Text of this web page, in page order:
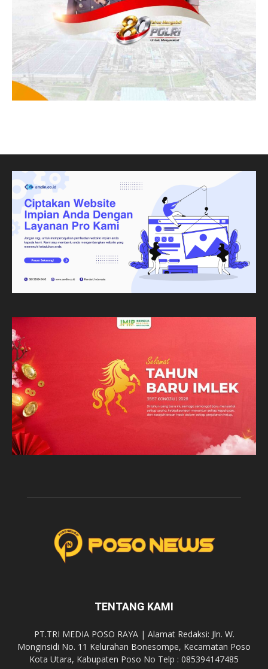
TENTANG KAMI
PT.TRI MEDIA POSO RAYA | Alamat Redaksi: Jln. W.
Monginsidi No. 11 Kelurahan Bonesompe, Kecamatan Poso
Kota Utara, Kabupaten Poso No Telp : 085394147485